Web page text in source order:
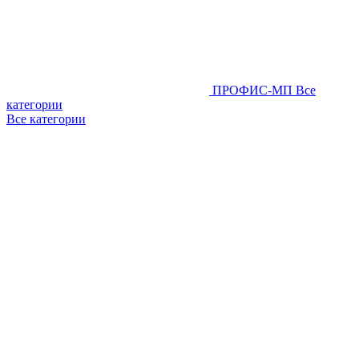
ПРОФИС-МП Все
категории
Все категории